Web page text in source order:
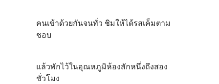
คนเข้าด้วยกันจนทั่ว ชิมให้ได้รสเค็มตาม
ชอบ
แล้วพักไว้ในอุณหภูมิห้องสักหนึ่งถึงสอง
ชั่วโมง